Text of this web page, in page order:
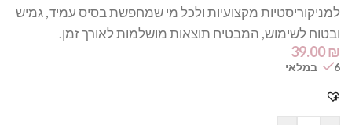
למניקוריסטיות מקצועיות ולכל מי שמחפשת בסיס עמיד, גמיש
ובטוח לשימוש, המבטיח תוצאות מושלמות לאורך זמן.
39.00₪
6 במלאי